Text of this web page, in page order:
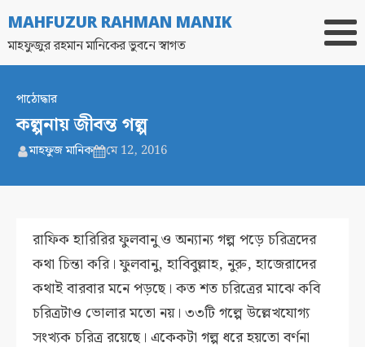
MAHFUZUR RAHMAN MANIK
মাহফুজুর রহমান মানিকের ভুবনে স্বাগত
পাঠোদ্ধার
কল্পনায় জীবন্ত গল্প
মাহফুজ মানিক মে 12, 2016
রাফিক হারিরির ফুলবানু ও অন্যান্য গল্প পড়ে চরিত্রদের
কথা চিন্তা করি। ফুলবানু, হাবিবুল্লাহ, নুরু, হাজেরাদের
কথাই বারবার মনে পড়ছে। কত শত চরিত্রের মাঝে কবি
চরিত্রটাও ভোলার মতো নয়। ৩৩টি গল্পে উল্লেখযোগ্য
সংখ্যক চরিত্র রয়েছে। একেকটা গল্প ধরে হয়তো বর্ণনা